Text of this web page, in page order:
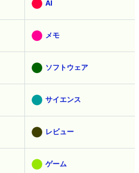
AI
メモ
ソフトウェア
サイエンス
レビュー
ゲーム